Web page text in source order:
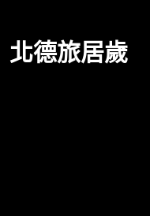
北德旅居歲